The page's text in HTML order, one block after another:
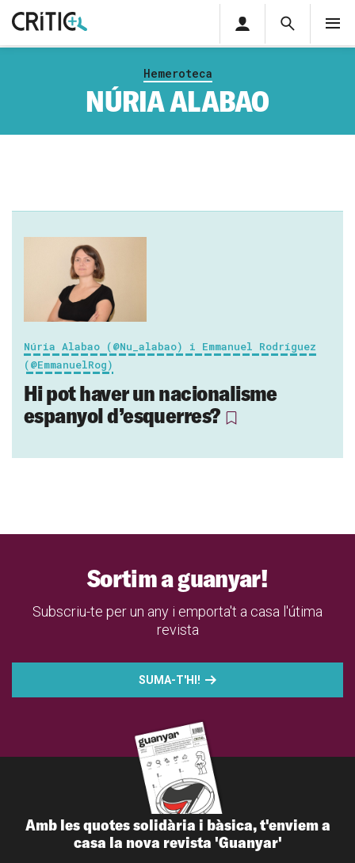
Cerca
Cerca
privada
Hemeroteca
NÚRIA ALABAO
Núria Alabao (@Nu_alabao) i Emmanuel Rodríguez
(@EmmanuelRog)
Hi pot haver un nacionalisme
espanyol d’esquerres?
Sortim a guanyar!
Subscriu-te per un any i emporta't a casa l'útima
revista
SUMA-T'HI!
Amb les quotes solidària i bàsica, t'enviem a
casa la nova revista 'Guanyar'